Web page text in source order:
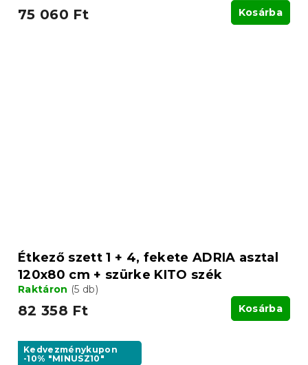
75 060 Ft Kosárba
Étkező szett 1 + 4, fekete ADRIA asztal
120x80 cm + szürke KITO szék
Raktáron (5 db)
82 358 Ft Kosárba
Kedvezménykupon
-10% "MINUSZ10"